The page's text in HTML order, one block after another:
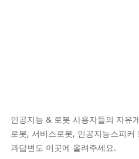
인공지능 & 로봇 사용자들의 자유
로봇, 서비스로봇, 인공지능스피
과답변도 이곳에 올려주세요.